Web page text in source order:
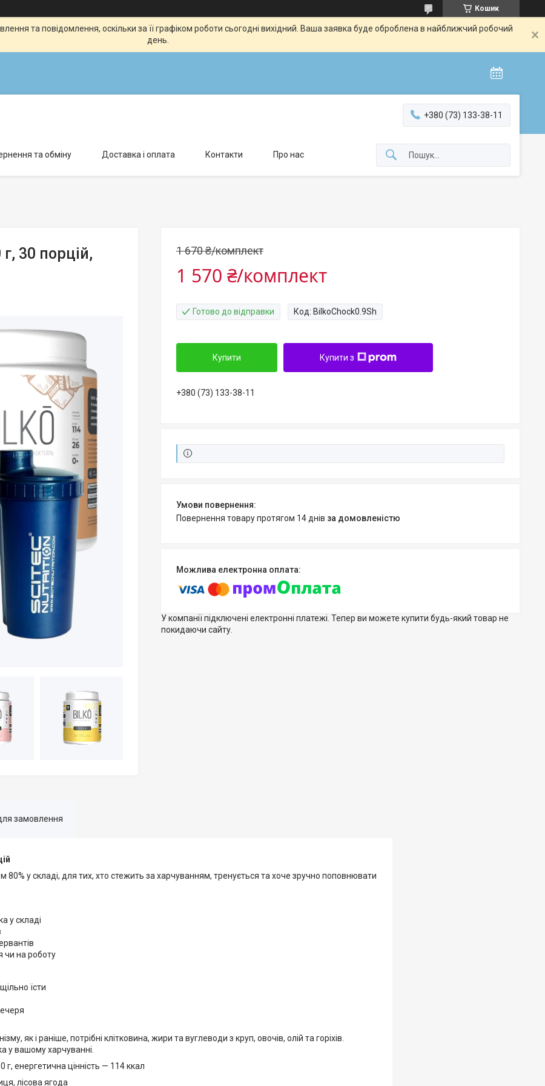
Кошик
та повідомлення, оскільки за її графіком роботи сьогодні вихідний. Ваша заявка буде оброблена в найближчий робочий
день.
+380 (73) 133-38-11
та обміну Доставка і оплата Контакти Про нас
30 порцій,
1 670 ₴/комплект
1 570 ₴/комплект
Готово до відправки Код: BilkoChock0.9Sh
Купити Купити з
+380 (73) 133-38-11
повернення товару протягом 14 днів за домовленістю
У компанії підключені електронні платежі. Тепер ви можете купити будь-який товар не
покидаючи сайту.
замовлення
80% у складі, для тих, хто стежить за харчуванням, тренується та хоче зручно поповнювати
у складі
чи на роботу
їсти
як і раніше, потрібні клітковина, жири та вуглеводи з круп, овочів, олій та горіхів.
у вашому харчуванні.
г, енергетична цінність — 114 ккал
лісова ягода